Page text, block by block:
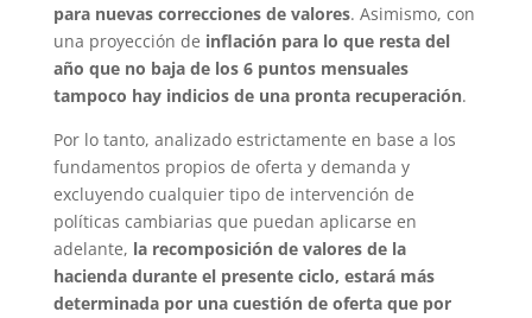
para nuevas correcciones de valores. Asimismo, con
una proyección de inflación para lo que resta del
año que no baja de los 6 puntos mensuales
tampoco hay indicios de una pronta recuperación.
Por lo tanto, analizado estrictamente en base a los
fundamentos propios de oferta y demanda y
excluyendo cualquier tipo de intervención de
políticas cambiarias que puedan aplicarse en
adelante, la recomposición de valores de la
hacienda durante el presente ciclo, estará más
determinada por una cuestión de oferta que por